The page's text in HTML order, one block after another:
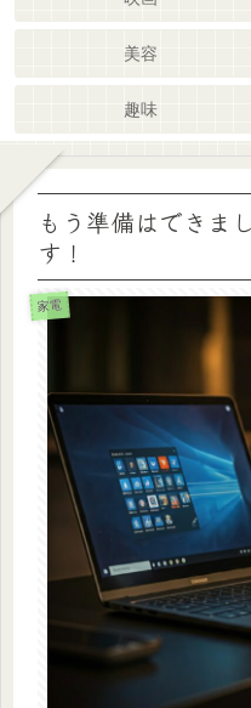
美容
趣味
もう準備はできま
す！
家電